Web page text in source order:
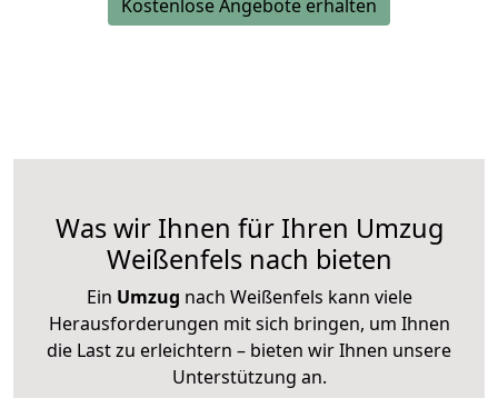
Kostenlose Angebote erhalten
Was wir Ihnen für Ihren Umzug
Weißenfels nach bieten
Ein Umzug nach Weißenfels kann viele
Herausforderungen mit sich bringen, um Ihnen
die Last zu erleichtern – bieten wir Ihnen unsere
Unterstützung an.